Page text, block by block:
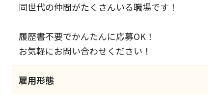
同世代の仲間がたくさんいる職場です！
履歴書不要でかんたんに応募OK！
お気軽にお問い合わせください！
雇用形態